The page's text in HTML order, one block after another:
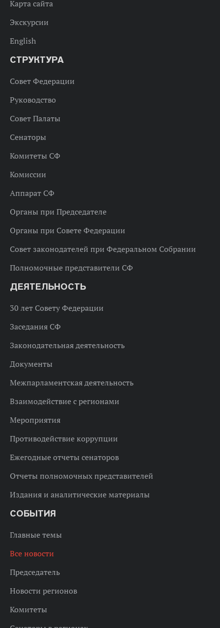
Карта сайта
Экскурсии
English
СТРУКТУРА
Совет Федерации
Руководство
Совет Палаты
Сенаторы
Комитеты СФ
Комиссии
Аппарат СФ
Органы при Председателе
Органы при Совете Федерации
Совет законодателей при Федеральном Собрании
Полномочные представители СФ
ДЕЯТЕЛЬНОСТЬ
30 лет Совету Федерации
Заседания СФ
Законодательная деятельность
Документы
Межпарламентская деятельность
Взаимодействие с регионами
Мероприятия
Противодействие коррупции
Ежегодные отчеты сенаторов
Отчеты полномочных представителей
Издания и аналитические материалы
СОБЫТИЯ
Главные темы
Все новости
Председатель
Новости регионов
Комитеты